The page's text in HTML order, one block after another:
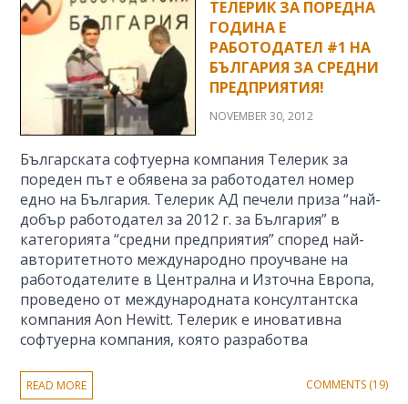
ТЕЛЕРИК ЗА ПОРЕДНА
ГОДИНА Е
РАБОТОДАТЕЛ #1 НА
БЪЛГАРИЯ ЗА СРЕДНИ
ПРЕДПРИЯТИЯ!
NOVEMBER 30, 2012
Българската софтуерна компания Телерик за
пореден път е обявена за работодател номер
едно на България. Телерик АД печели приза “най-
добър работодател за 2012 г. за България” в
категорията “средни предприятия” според най-
авторитетното международно проучване на
работодателите в Централна и Източна Европа,
проведено от международната консултантска
компания Aon Hewitt. Телерик е иновативна
софтуерна компания, която разработва
READ MORE COMMENTS (19)